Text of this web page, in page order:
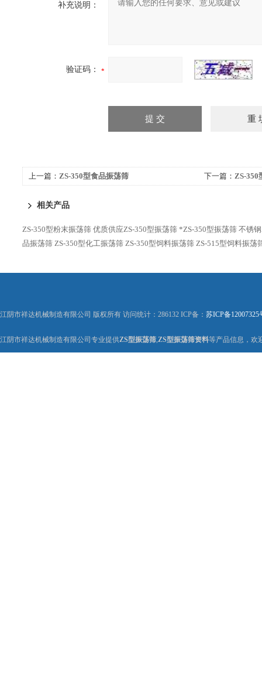
补充说明：
验证码：
上一篇： ZS-350型食品振荡筛 下一篇： ZS-350
相关产品
ZS-350型粉末振荡筛 优质供应ZS-350型振荡筛 *ZS-350型振荡筛 不锈
品振荡筛 ZS-350型化工振荡筛 ZS-350型饲料振荡筛 ZS-515型饲料振荡
江阴市祥达机械制造有限公司 版权所有 访问统计：286132 ICP备： 苏ICP备12007325
江阴市祥达机械制造有限公司专业提供ZS型振荡筛,ZS型振荡筛资料等产品信息，欢